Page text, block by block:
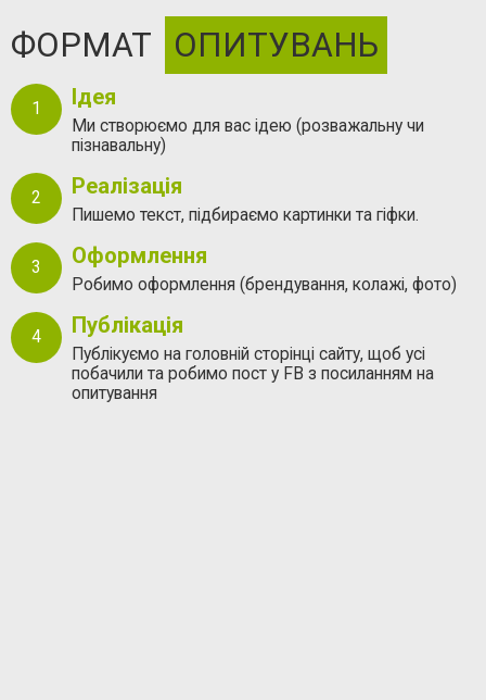
ФОРМАТ ОПИТУВАНЬ
Ідея
Ми створюємо для вас ідею (розважальну чи
пізнавальну)
Реалізація
Пишемо текст, підбираємо картинки та гіфки.
Оформлення
Робимо оформлення (брендування, колажі, фото)
Публікація
Публікуємо на головній сторінці сайту, щоб усі
побачили та робимо пост у FB з посиланням на
опитування